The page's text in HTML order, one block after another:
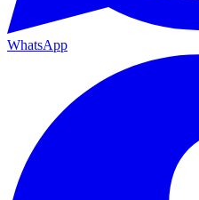
WhatsApp